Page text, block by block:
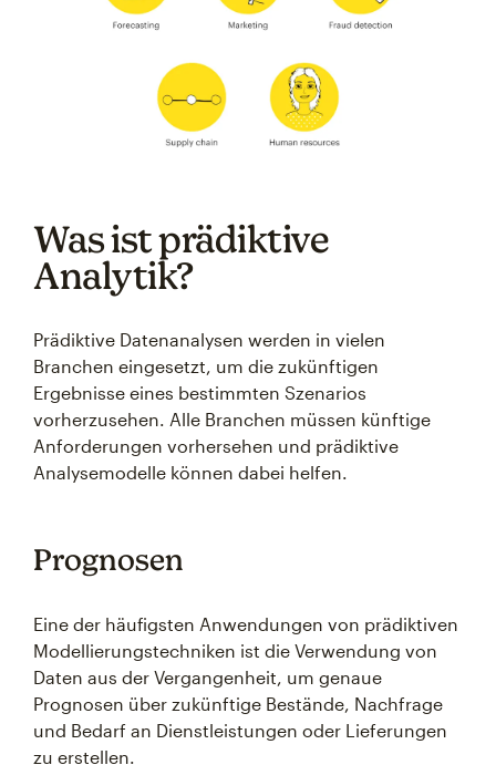
Was ist prädiktive
Analytik?
Prädiktive Datenanalysen werden in vielen
Branchen eingesetzt, um die zukünftigen
Ergebnisse eines bestimmten Szenarios
vorherzusehen. Alle Branchen müssen künftige
Anforderungen vorhersehen und prädiktive
Analysemodelle können dabei helfen.
Prognosen
Eine der häufigsten Anwendungen von prädiktiven
Modellierungstechniken ist die Verwendung von
Daten aus der Vergangenheit, um genaue
Prognosen über zukünftige Bestände, Nachfrage
und Bedarf an Dienstleistungen oder Lieferungen
zu erstellen.